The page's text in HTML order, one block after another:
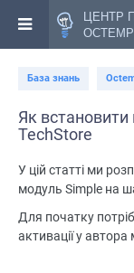
ЦЕНТР
База знань
Як
TechStore
У цій статті ми
модуль Simple на
Для початку
активації у